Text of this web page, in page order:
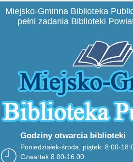
Miejsko-Gminna Biblioteka
pełni zadania Biblioteki
Godziny otwarcia biblioteki
Poniedziałek-środa, piątek: 8:00-
Czwartek 8:00-16:00